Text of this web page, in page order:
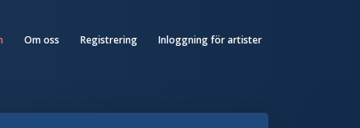
Om oss Registrering Inloggning för artister